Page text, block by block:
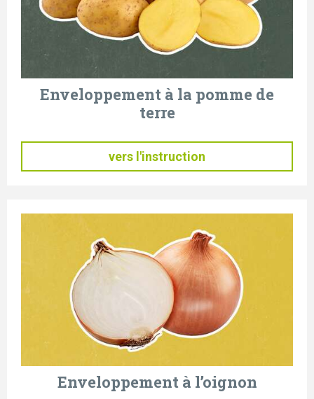
Enveloppement à la pomme de
terre
vers l'instruction
Enveloppement à l’oignon